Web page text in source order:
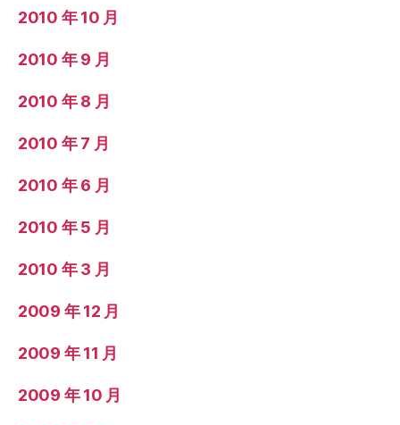
2010 年 10 月
2010 年 9 月
2010 年 8 月
2010 年 7 月
2010 年 6 月
2010 年 5 月
2010 年 3 月
2009 年 12 月
2009 年 11 月
2009 年 10 月